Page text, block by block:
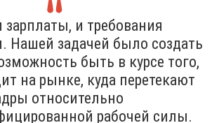
зарплаты, и требования
Нашей задачей было создать
быть в курсе того,
на рынке, куда перетекают
относительно
рабочей силы.